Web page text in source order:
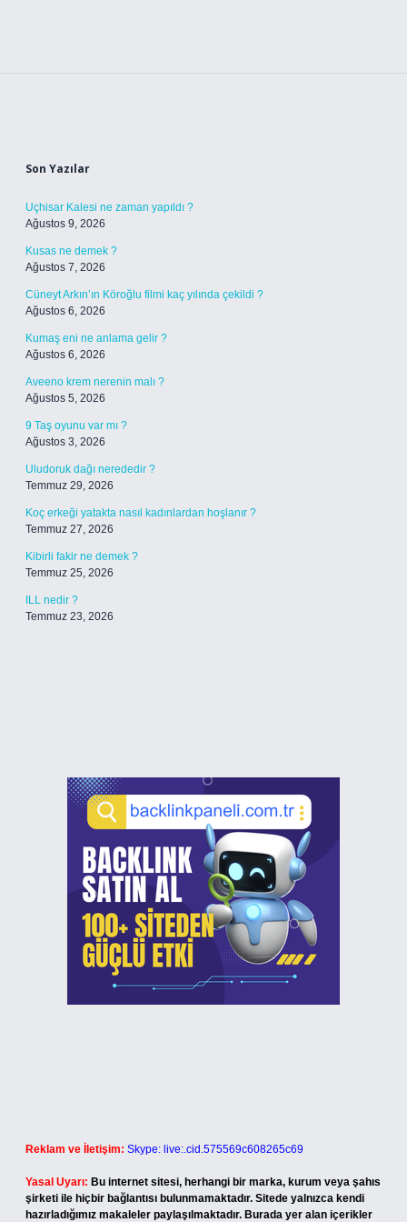
Son Yazılar
Uçhisar Kalesi ne zaman yapıldı ?
Ağustos 9, 2026
Kusas ne demek ?
Ağustos 7, 2026
Cüneyt Arkın’ın Köroğlu filmi kaç yılında çekildi ?
Ağustos 6, 2026
Kumaş eni ne anlama gelir ?
Ağustos 6, 2026
Aveeno krem nerenin malı ?
Ağustos 5, 2026
9 Taş oyunu var mı ?
Ağustos 3, 2026
Uludoruk dağı nerededir ?
Temmuz 29, 2026
Koç erkeği yatakta nasıl kadınlardan hoşlanır ?
Temmuz 27, 2026
Kibirli fakir ne demek ?
Temmuz 25, 2026
ILL nedir ?
Temmuz 23, 2026
Reklam ve İletişim: Skype: live:.cid.575569c608265c69
Yasal Uyarı: Bu internet sitesi, herhangi bir marka, kurum veya şahıs
şirketi ile hiçbir bağlantısı bulunmamaktadır. Sitede yalnızca kendi
hazırladığımız makaleler paylaşılmaktadır. Burada yer alan içerikler